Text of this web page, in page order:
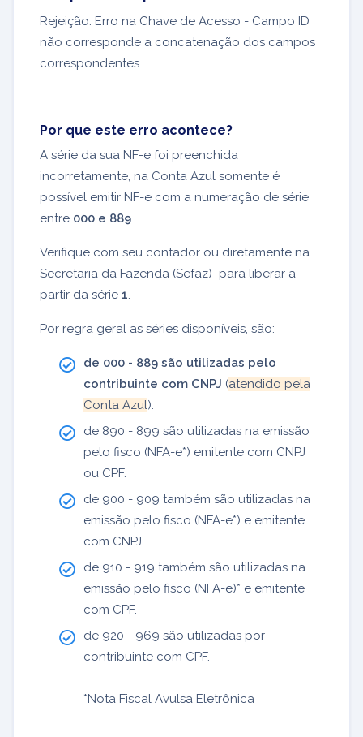
Rejeição: Erro na Chave de Acesso - Campo ID
não corresponde a concatenação dos campos
correspondentes.
Por que este erro acontece?
A série da sua NF-e foi preenchida
incorretamente, na Conta Azul somente é
possível emitir NF-e com a numeração de série
entre 000 e 889
Verifique com seu contador ou diretamente na
Secretaria da Fazenda (Sefaz) para liberar a
partir da série 1
Por regra geral as séries disponíveis, são:
de 000 - 889 são utilizadas pelo
contribuinte com CNPJ (atendido pela
Conta Azul).
de 890 - 899 são utilizadas na emissão
pelo fisco (NFA-e*) emitente com CNPJ
ou CPF.
de 900 - 909 também são utilizadas na
emissão pelo fisco (NFA-e*) e emitente
com CNPJ.
de 910 - 919 também são utilizadas na
emissão pelo fisco (NFA-e)* e emitente
com CPF.
de 920 - 969 são utilizadas por
contribuinte com CPF.
*Nota Fiscal Avulsa Eletrônica